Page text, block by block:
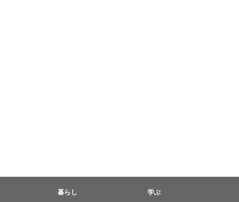
暮らし 学ぶ